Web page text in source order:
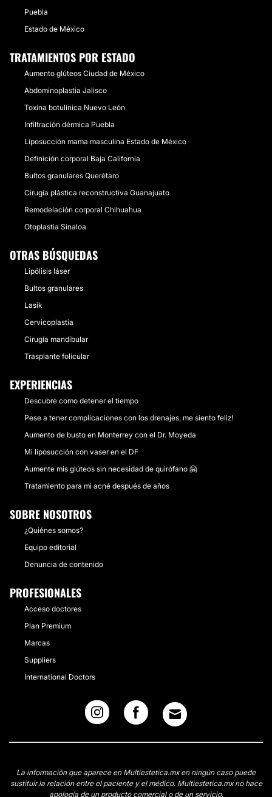
Puebla
Estado de México
TRATAMIENTOS POR ESTADO
Aumento glúteos Ciudad de México
Abdominoplastia Jalisco
Toxina botulínica Nuevo León
Infiltración dérmica Puebla
Liposucción mama masculina Estado de México
Definición corporal Baja California
Bultos granulares Querétaro
Cirugía plástica reconstructiva Guanajuato
Remodelación corporal Chihuahua
Otoplastia Sinaloa
OTRAS BÚSQUEDAS
Lipólisis láser
Bultos granulares
Lasik
Cervicoplastia
Cirugía mandibular
Trasplante folicular
EXPERIENCIAS
Descubre como detener el tiempo
Pese a tener complicaciones con los drenajes, me siento feliz!
Aumento de busto en Monterrey con el Dr. Moyeda
Mi liposucción con vaser en el DF
Aumente mis glúteos sin necesidad de quirófano 🤗
Tratamiento para mi acné después de años
SOBRE NOSOTROS
¿Quiénes somos?
Equipo editorial
Denuncia de contenido
PROFESIONALES
Acceso doctores
Plan Premium
Marcas
Suppliers
International Doctors
La información que aparece en Multiestetica.mx en ningún caso puede
sustituir la relación entre el paciente y el médico. Multiestetica.mx no hace
apología de un producto comercial o de un servicio.